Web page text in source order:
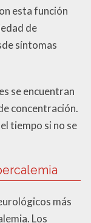
esta función
de
síntomas
se encuentran
concentración.
tiempo si no se
más
Los